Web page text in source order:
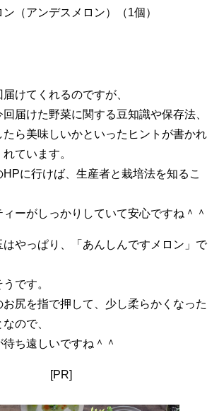
（アンデスメロン）（1個）
けてくれるのですが、
届けた野菜に関する豆知識や保存法、
たら美味しいかといったヒントが書かれ
ています。
に行けば、生産者と栽培法を知るこ
ィーがしっかりしていて安心ですね＾＾
はやっぱり、「あんしんですメロン」で
です。
尻を指で押して、少し柔らかくなった
ので、
ち遠しいですね＾＾
[PR]